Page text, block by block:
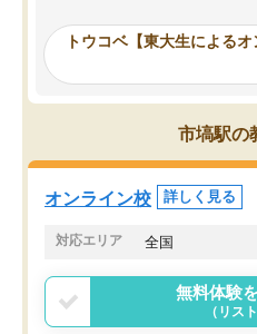
ーティングを行い、その講師
見てから講師を決定する事がで
す。
うちの子は、初回面談の講師の
オンラインツールを使用した単
共有があり宿題もそちらで出さ
でした。
言う事で講師変更の申し出が
まりに短期での変更だった為
う事にして退会しました。遅
トウコベ【東大生による
市塙駅の
オンライン校 詳しく見る
対応エリア 全国
無料体験
（リス